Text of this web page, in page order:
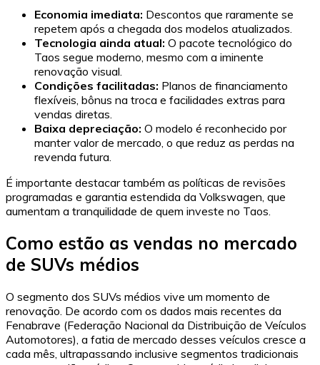
Economia imediata: Descontos que raramente se
repetem após a chegada dos modelos atualizados.
Tecnologia ainda atual: O pacote tecnológico do
Taos segue moderno, mesmo com a iminente
renovação visual.
Condições facilitadas: Planos de financiamento
flexíveis, bônus na troca e facilidades extras para
vendas diretas.
Baixa depreciação: O modelo é reconhecido por
manter valor de mercado, o que reduz as perdas na
revenda futura.
É importante destacar também as políticas de revisões
programadas e garantia estendida da Volkswagen, que
aumentam a tranquilidade de quem investe no Taos.
Como estão as vendas no mercado
de SUVs médios
O segmento dos SUVs médios vive um momento de
renovação. De acordo com os dados mais recentes da
Fenabrave (Federação Nacional da Distribuição de Veículos
Automotores), a fatia de mercado desses veículos cresce a
cada mês, ultrapassando inclusive segmentos tradicionais